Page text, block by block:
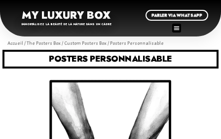
MY LUXURY BOX
IMMORTALISEZ LA BEAUTÉ DE LA NATURE DANS UN CADRE
PARLER VIA WHATSAPP
Accueil /The Posters Box/ Custom Posters Box/ Posters Personnalisable
POSTERS PERSONNALISABLE